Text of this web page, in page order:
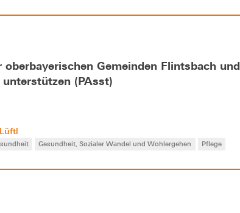
Gemeinden Flintsbach und
(PAsst)
Gesundheit, Sozialer Wandel und Wohlergehen Pflege